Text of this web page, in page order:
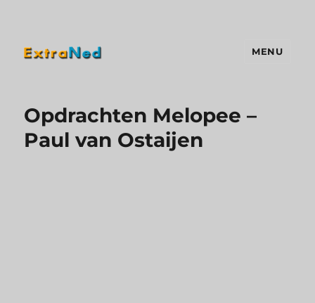
MENU
Opdrachten Melopee –
Paul van Ostaijen